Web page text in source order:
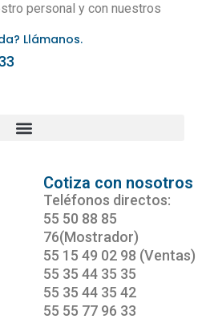
personal y con nuestros
Llámanos.
Cotiza con nosotros
Teléfonos directos:
55 50 88 85
76(Mostrador)
55 15 49 02 98 (Ventas)
55 35 44 35 35
55 35 44 35 42
55 55 77 96 33